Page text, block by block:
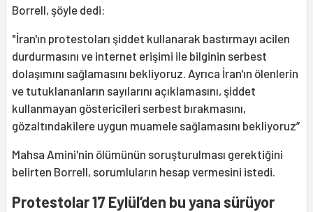
Borrell, şöyle dedi:
"İran'ın protestoları şiddet kullanarak bastırmayı acilen
durdurmasını ve internet erişimi ile bilginin serbest
dolaşımını sağlamasını bekliyoruz. Ayrıca İran'ın ölenlerin
ve tutuklananların sayılarını açıklamasını, şiddet
kullanmayan göstericileri serbest bırakmasını,
gözaltındakilere uygun muamele sağlamasını bekliyoruz”
Mahsa Amini'nin ölümünün soruşturulması gerektiğini
belirten Borrell, sorumluların hesap vermesini istedi.
Protestolar 17 Eylül’den bu yana sürüyor